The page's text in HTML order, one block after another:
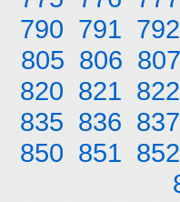
790 791 792
805 806 807
820 821 822
835 836 837
850 851 852